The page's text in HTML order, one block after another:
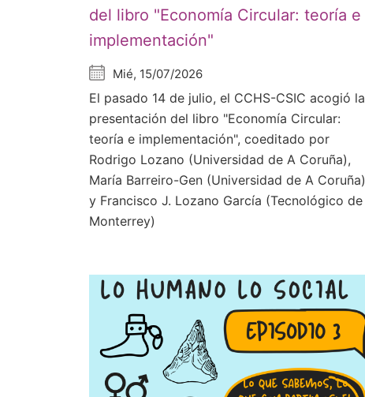
del libro "Economía Circular: teoría e
implementación"
Mié, 15/07/2026
El pasado 14 de julio, el CCHS-CSIC acogió la
presentación del libro "Economía Circular:
teoría e implementación", coeditado por
Rodrigo Lozano (Universidad de A Coruña),
María Barreiro-Gen (Universidad de A Coruña)
y Francisco J. Lozano García (Tecnológico de
Monterrey)